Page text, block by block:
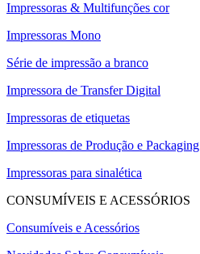
Impressoras & Multifunções cor
Impressoras Mono
Série de impressão a branco
Impressora de Transfer Digital
Impressoras de etiquetas
Impressoras de Produção e Packaging
Impressoras para sinalética
CONSUMÍVEIS E ACESSÓRIOS
Consumíveis e Acessórios